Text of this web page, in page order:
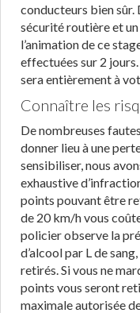
conducteurs bien sûr.
sécurité routière et
l’animation de ce
effectuées sur 2
sera entièrement à
Connaître les
De nombreuses
donner lieu à une
sensibiliser, nous
exhaustive
points pouvant être
de 20 km/h vous
policier observe la
d’alcool par L de
retirés. Si vous ne
points vous seront
maximale autorisée